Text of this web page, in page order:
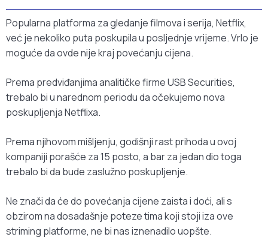
Popularna platforma za gledanje filmova i serija, Netflix,
već je nekoliko puta poskupila u posljednje vrijeme. Vrlo je
moguće da ovde nije kraj povećanju cijena.
Prema predviđanjima analitičke firme USB Securities,
trebalo bi u narednom periodu da očekujemo nova
poskupljenja Netflixa.
Prema njihovom mišljenju, godišnji rast prihoda u ovoj
kompaniji porašće za 15 posto, a bar za jedan dio toga
trebalo bi da bude zaslužno poskupljenje.
Ne znači da će do povećanja cijene zaista i doći, ali s
obzirom na dosadašnje poteze tima koji stoji iza ove
striming platforme, ne bi nas iznenadilo uopšte.